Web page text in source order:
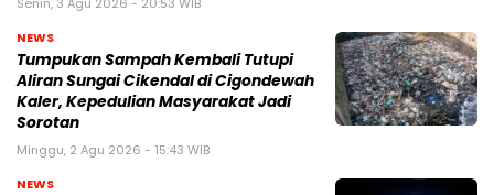
Senin, 3 Agu 2026 - 20:53 WIB
NEWS
Tumpukan Sampah Kembali Tutupi
Aliran Sungai Cikendal di Cigondewah
Kaler, Kepedulian Masyarakat Jadi
Sorotan
Minggu, 2 Agu 2026 - 15:43 WIB
NEWS